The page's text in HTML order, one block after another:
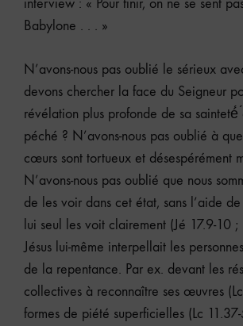
interview : « Pour finir, on ne se sent
Babylone . . . »
N’avons-nous pas oublié le sérieux
devons chercher la face du Seigneur
révélation plus profonde de sa sainteté́
péché ? N’avons-nous pas oublié à
cœurs sont tortueux et désespérément
N’avons-nous pas oublié que nous
de les voir dans cet état, sans l’aide
lui seul les voit clairement (Jé 17.9-10 ;
Jésus lui-même interpellait les
de la repentance. Par ex. devant les
collectives à reconnaître ses œuvres
formes de piété superficielles (Lc